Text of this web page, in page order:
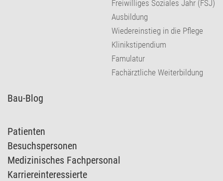
Freiwilliges Soziales Jahr (FSJ)
Ausbildung
Wiedereinstieg in die Pflege
Klinikstipendium
Famulatur
Fachärztliche Weiterbildung
Bau-Blog
Patienten
Besuchspersonen
Medizinisches Fachpersonal
Karriereinteressierte